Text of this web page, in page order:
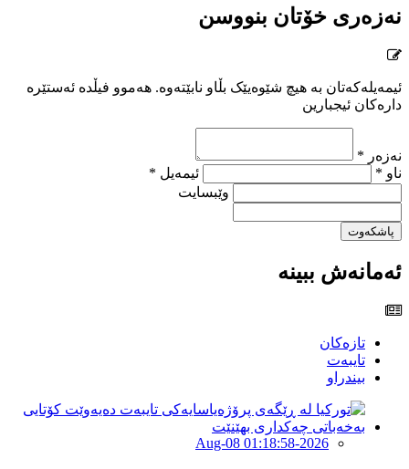
نەزەری خۆتان بنووسن
ئیمەیلەکەتان بە هیچ شێوەیێک بڵاو نابێتەوە. هەموو فیڵدە ئەستێرە
دارەکان ئیجبارین
نەزەر *
ناو *
ئیمەیل *
وێبسایت
پاشکەوت
ئەمانەش ببینە
تازەکان
تایبەت
بیندراو
2026-Aug-08 01:18:58